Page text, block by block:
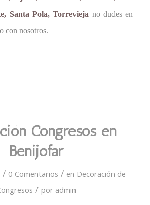
Santa Pola, Torrevieja no dudes en
con nosotros.
Congresos en
Benijofar
/ 0 Comentarios / en Decoración de
/ por admin